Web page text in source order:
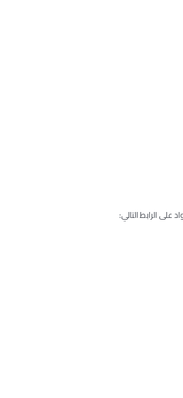
على الرابط التالي: